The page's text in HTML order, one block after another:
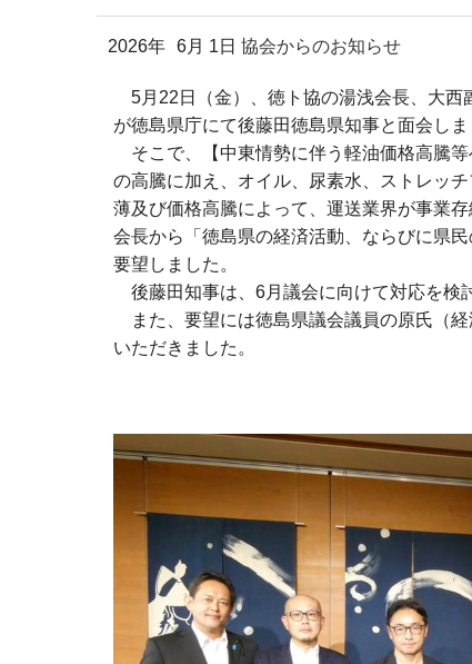
2026年 6月 1日 協会からのお知らせ
5月22日（金）、徳ト協の湯浅会長、大西
が徳島県庁にて後藤田徳島県知事と面会しま
そこで、【中東情勢に伴う軽油価格高騰
の高騰に加え、オイル、尿素水、ストレッ
薄及び価格高騰によって、運送業界が事業
会長から「徳島県の経済活動、ならびに県
要望しました。
後藤田知事は、6月議会に向けて対応を検
また、要望には徳島県議会議員の原氏（
いただきました。